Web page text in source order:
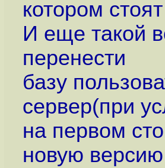
котором
И еще такой
перенести
базу
сервер(при
на первом
новую